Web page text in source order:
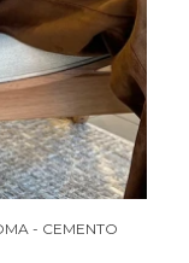
- CEMENTO